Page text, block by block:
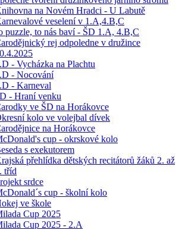
na Novém Hradci - U Labutě
veselení v 1.A,4.B,C
puzzle, to nás baví - ŠD 1.A, 4.B,C
rej odpoledne v družince
- Vycházka na Plachtu
- Nocování
- Karneval
- Hraní venku
ve ŠD na Horákovce
kolo ve volejbal dívek
na Horákovce
cup - okrskové kolo
s exekutorem
přehlídka dětských recitátorů žáků 2. až
tříd
srdce
cup - školní kolo
ve škole
Cup 2025
Cup 2025 - 2.A